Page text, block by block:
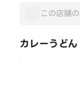
カレーうどん